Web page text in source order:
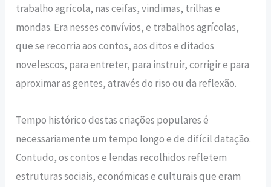
trabalho agrícola, nas ceifas, vindimas, trilhas e
mondas. Era nesses convívios, e trabalhos agrícolas,
que se recorria aos contos, aos ditos e ditados
novelescos, para entreter, para instruir, corrigir e para
aproximar as gentes, através do riso ou da reflexão.
Tempo histórico destas criações populares é
necessariamente um tempo longo e de difícil datação.
Contudo, os contos e lendas recolhidos refletem
estruturas sociais, económicas e culturais que eram